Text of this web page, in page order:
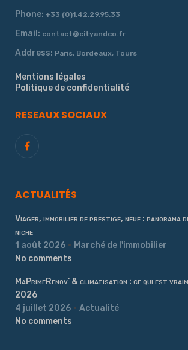
Phone: +33 (0)1.42.29.95.33
Email: contact@cityandco.fr
Address: Paris, Bordeaux, Tours
Mentions légales
Politique de confidentialité
RESEAUX SOCIAUX
ACTUALITÉS
Viager, immobilier de prestige, neuf : panorama
niche
1 août 2026
Marché de l'immobilier
No comments
MaPrimeRenov’ & climatisation : ce qui est
2026
4 juillet 2026
Actualité
No comments